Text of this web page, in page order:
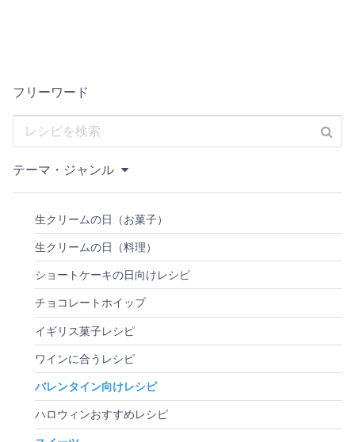
フリーワード
テーマ・ジャンル
生クリームの日（お菓子）
生クリームの日（料理）
ショートケーキの日向けレシピ
チョコレートホイップ
イギリス菓子レシピ
ワインに合うレシピ
バレンタイン向けレシピ
ハロウィンおすすめレシピ